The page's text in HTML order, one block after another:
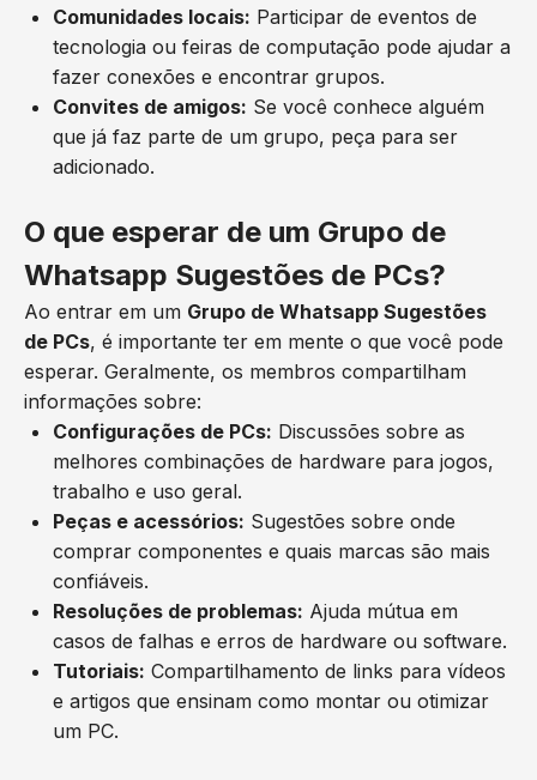
Comunidades locais: Participar de eventos de
tecnologia ou feiras de computação pode ajudar a
fazer conexões e encontrar grupos.
Convites de amigos: Se você conhece alguém
que já faz parte de um grupo, peça para ser
adicionado.
O que esperar de um Grupo de
Whatsapp Sugestões de PCs?
Ao entrar em um Grupo de Whatsapp Sugestões
de PCs, é importante ter em mente o que você pode
esperar. Geralmente, os membros compartilham
informações sobre:
Configurações de PCs: Discussões sobre as
melhores combinações de hardware para jogos,
trabalho e uso geral.
Peças e acessórios: Sugestões sobre onde
comprar componentes e quais marcas são mais
confiáveis.
Resoluções de problemas: Ajuda mútua em
casos de falhas e erros de hardware ou software.
Tutoriais: Compartilhamento de links para vídeos
e artigos que ensinam como montar ou otimizar
um PC.